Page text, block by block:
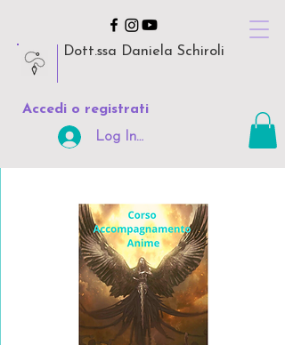
Dott.ssa Daniela Schiroli
Accedi o registrati
Log In Area Riservata